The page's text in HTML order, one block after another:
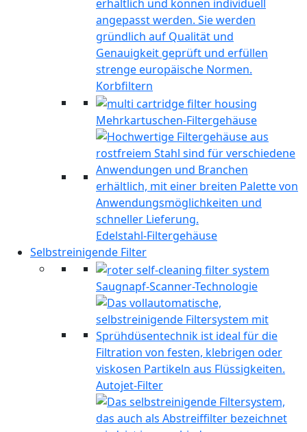
Korbfiltern
Mehrkartuschen-Filtergehäuse
Edelstahl-Filtergehäuse
Selbstreinigende Filter
Saugnapf-Scanner-Technologie
Autojet-Filter